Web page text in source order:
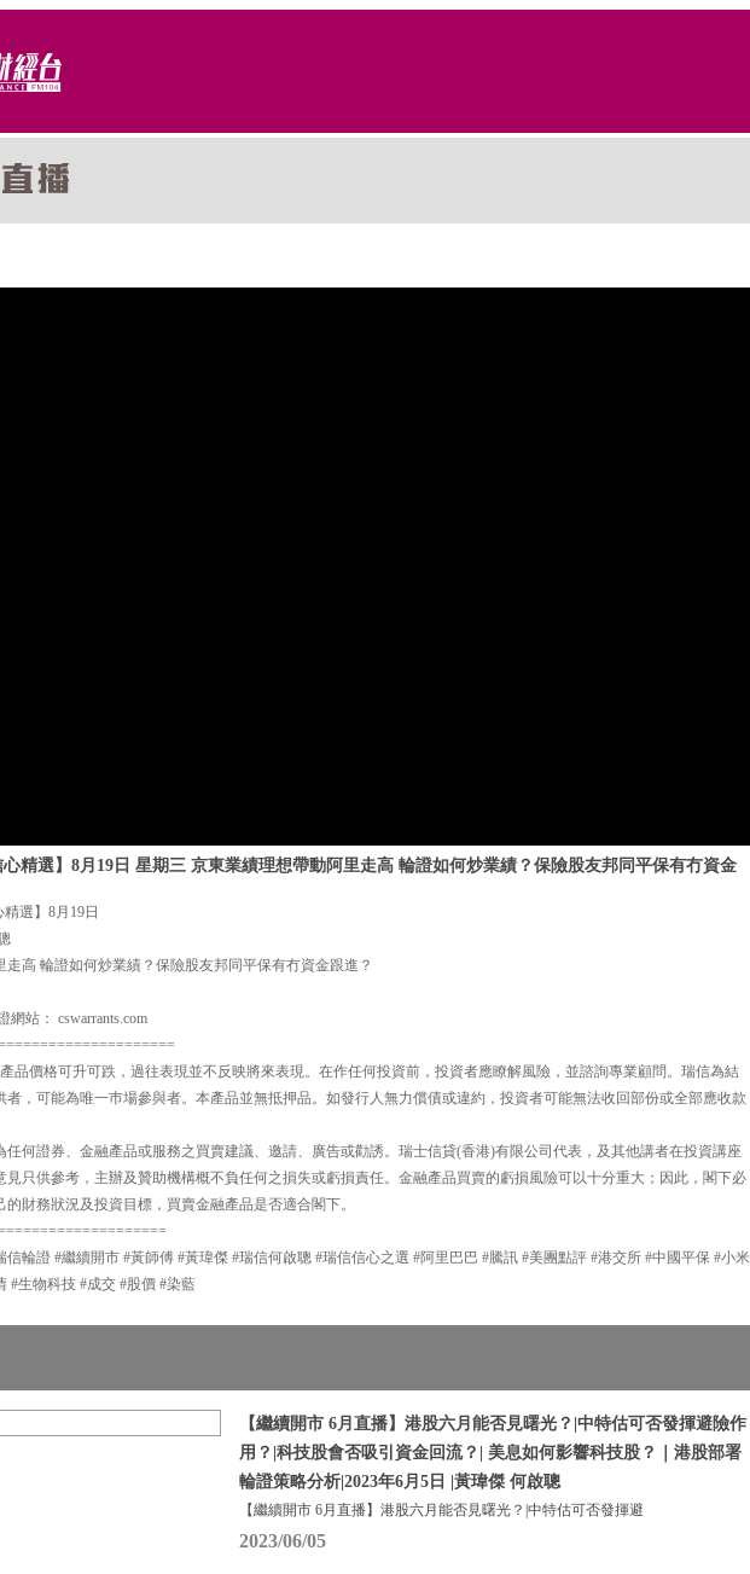
心精選】8月19日 星期三 京東業績理想帶動阿里走高 輪證如何炒業績？保險股友邦同平保有冇資金
精選】8月19日
走高 輪證如何炒業績？保險股友邦同平保有冇資金跟進？
站： cswarrants.com
品價格可升可跌，過往表現並不反映將來表現。在作任何投資前，投資者應瞭解風險，並諮詢專業顧問。瑞信為結
者，可能為唯一巿場參與者。本產品並無抵押品。如發行人無力償債或違約，投資者可能無法收回部份或全部應收款
任何證券、金融產品或服務之買賣建議、邀請、廣告或勸誘。瑞士信貸(香港)有限公司代表，及其他講者在投資講座
見只供參考，主辦及贊助機構概不負任何之損失或虧損責任。金融產品買賣的虧損風險可以十分重大；因此，閣下必
財務狀況及投資目標，買賣金融產品是否適合閣下。
信輪證 #繼續開市 #黃師傅 #黃瑋傑 #瑞信何啟聰 #瑞信信心之選 #阿里巴巴 #騰訊 #美團點評 #港交所 #中國平保 #小米
#生物科技 #成交 #股價 #染藍
【繼續開市 6月直播】港股六月能否見曙光？|中特估可否發揮避險作
用？|科技股會否吸引資金回流？| 美息如何影響科技股？｜港股部署
輪證策略分析|2023年6月5日 |黃瑋傑 何啟聰
【繼續開市 6月直播】港股六月能否見曙光？|中特估可否發揮避
2023/06/05